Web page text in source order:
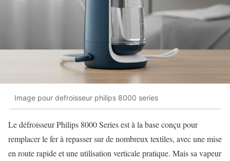
Image pour defroisseur philips 8000 series
Le défroisseur Philips 8000 Series est à la base conçu pour
remplacer le fer à repasser sur de nombreux textiles, avec une mise
en route rapide et une utilisation verticale pratique. Mais sa vapeur